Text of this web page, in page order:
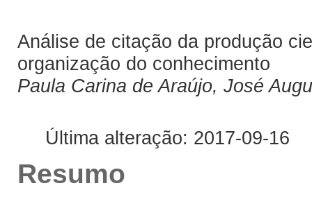
Análise de citação da produção
organização do conhecimento
Paula Carina de Araújo, José
Última alteração: 2017-09-16
Resumo